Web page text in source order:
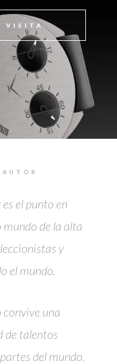
VISITA
el punto en
de la alta
y
el mundo.
una
de talentos
del mundo.